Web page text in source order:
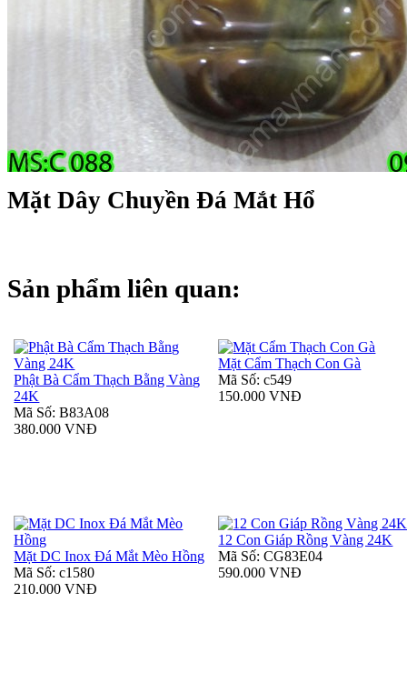
Mặt Dây Chuyền Đá Mắt Hổ
Sản phẩm liên quan:
Phật Bà Cẩm Thạch Bằng Vàng
24K
Mã Số: B83A08
380.000 VNĐ
Mặt Cẩm Thạch Con Gà
Mã Số: c549
150.000 VNĐ
Mặt DC Inox Đá Mắt Mèo Hồng
Mã Số: c1580
210.000 VNĐ
12 Con Giáp Rồng Vàng 24K
Mã Số: CG83E04
590.000 VNĐ